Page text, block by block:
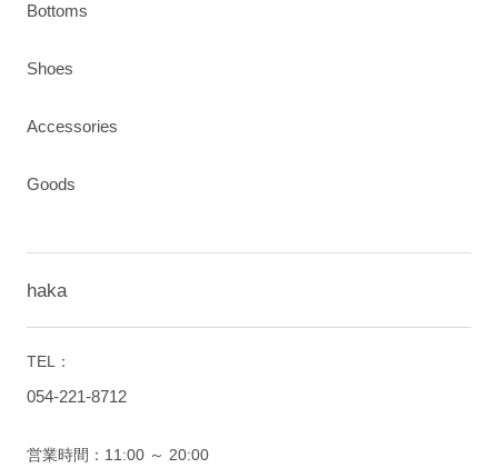
Bottoms
Shoes
Accessories
Goods
haka
TEL：
054-221-8712
営業時間：11:00 ～ 20:00